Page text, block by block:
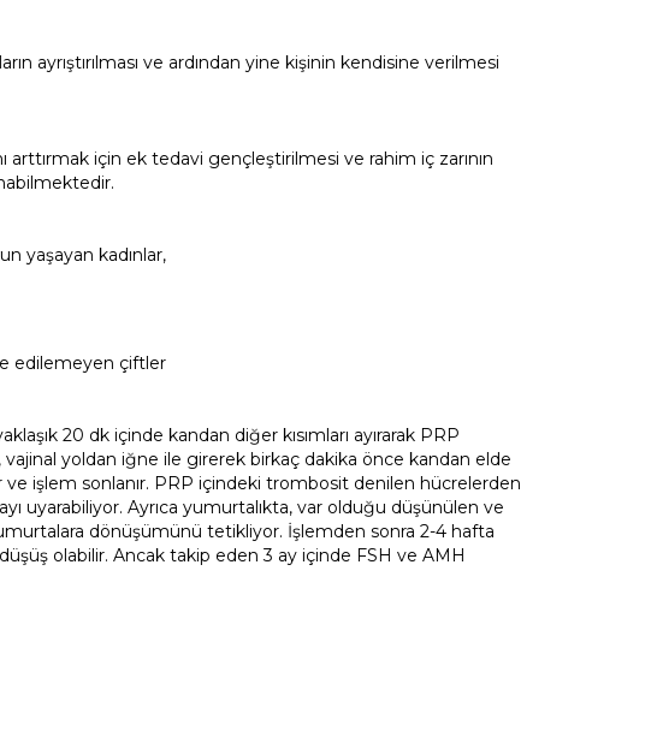
ayrıştırılması ve ardından yine kişinin kendisine verilmesi
arttırmak için ek tedavi gençleştirilmesi ve rahim iç zarının
yaşayan kadınlar,
edilemeyen çiftler
20 dk içinde kandan diğer kısımları ayırarak PRP
vajinal yoldan iğne ile girerek birkaç dakika önce kandan elde
ve işlem sonlanır. PRP içindeki trombosit denilen hücrelerden
uyarabiliyor. Ayrıca yumurtalıkta, var olduğu düşünülen ve
dönüşümünü tetikliyor. İşlemden sonra 2-4 hafta
olabilir. Ancak takip eden 3 ay içinde FSH ve AMH